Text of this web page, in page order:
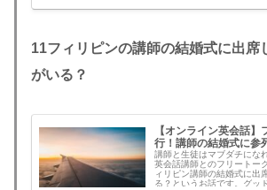
11フィリピンの講師の結婚式に出席
がいる？
【オンライン英会話
行！講師の結婚式に参
講師と生徒はマブダチにな
英会話講師とのフリートー
ィリピン講師の結婚式に出
る？というお話です。グッ